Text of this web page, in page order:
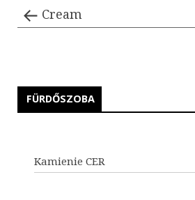
Cream
FÜRDŐSZOBA
Kamienie CER